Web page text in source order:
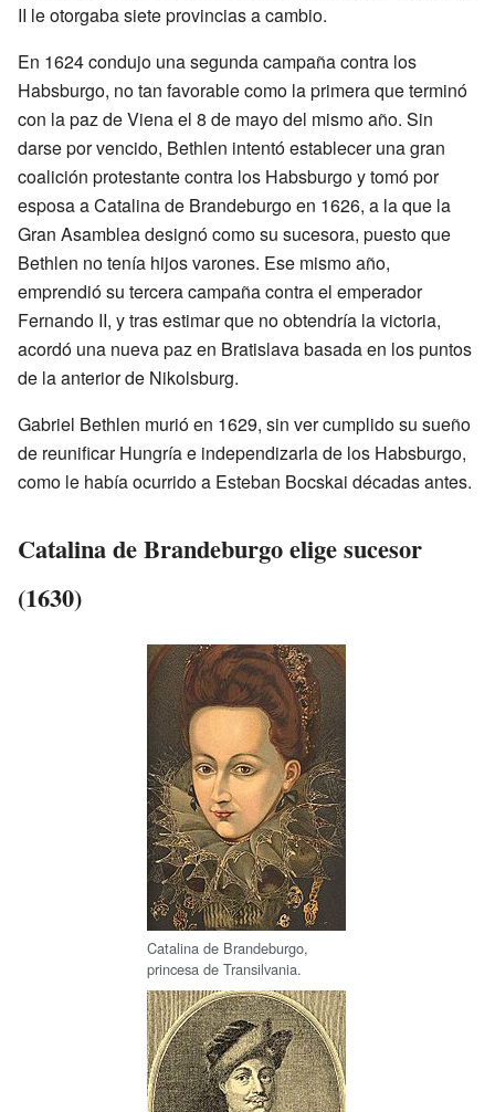
II le otorgaba siete provincias a cambio.
En 1624 condujo una segunda campaña contra los
Habsburgo, no tan favorable como la primera que terminó
con la paz de Viena el 8 de mayo del mismo año. Sin
darse por vencido, Bethlen intentó establecer una gran
coalición protestante contra los Habsburgo y tomó por
esposa a Catalina de Brandeburgo en 1626, a la que la
Gran Asamblea designó como su sucesora, puesto que
Bethlen no tenía hijos varones. Ese mismo año,
emprendió su tercera campaña contra el emperador
Fernando II, y tras estimar que no obtendría la victoria,
acordó una nueva paz en Bratislava basada en los puntos
de la anterior de Nikolsburg.
Gabriel Bethlen murió en 1629, sin ver cumplido su sueño
de reunificar Hungría e independizarla de los Habsburgo,
como le había ocurrido a Esteban Bocskai décadas antes.
Catalina de Brandeburgo elige sucesor
(1630)
Catalina de Brandeburgo,
princesa de Transilvania.